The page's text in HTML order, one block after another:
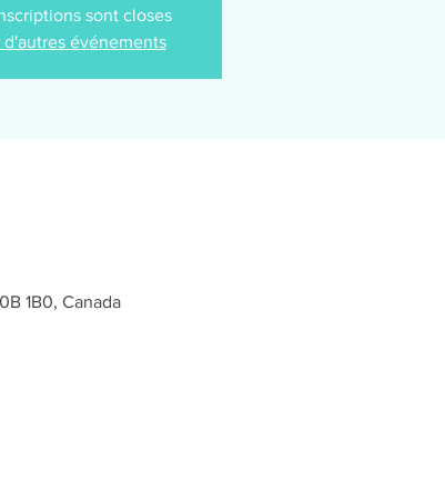
sont closes
d'autres événements
1B0, Canada